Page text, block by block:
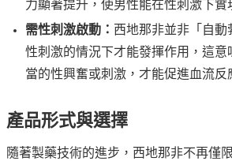
力顯著提升，使男性能在性刺激下實
需性刺激啟動： 西地那非並非「自動
性刺激的情況下才能發揮作用，這意
當的性興奮或刺激，才能促進血流反
產品形式與選擇
隨著製藥技術的進步，西地那非不再僅